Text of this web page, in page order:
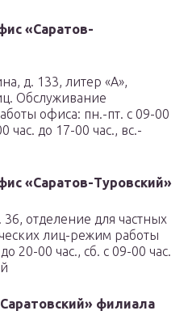
«Саратов-
д. 133, литер «А»,
Обслуживание
офиса: пн.-пт. с 09-00
час. до 17-00 час., вс.-
«Саратов-Туровский»
36, отделение для частных
лиц-режим работы
20-00 час., сб. с 09-00 час.
филиала